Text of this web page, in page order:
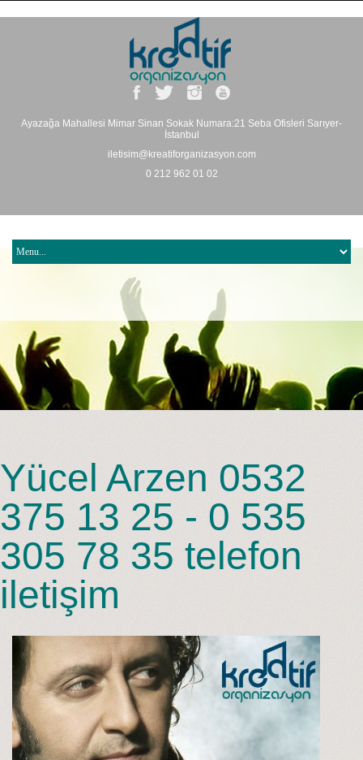
Ayazağa Mahallesi Mimar Sinan Sokak Numara:21 Seba Ofisleri Sarıyer-
İstanbul
iletisim@kreatiforganizasyon.com
0 212 962 01 02
Yücel Arzen 0532
375 13 25 - 0 535
305 78 35 telefon
iletişim